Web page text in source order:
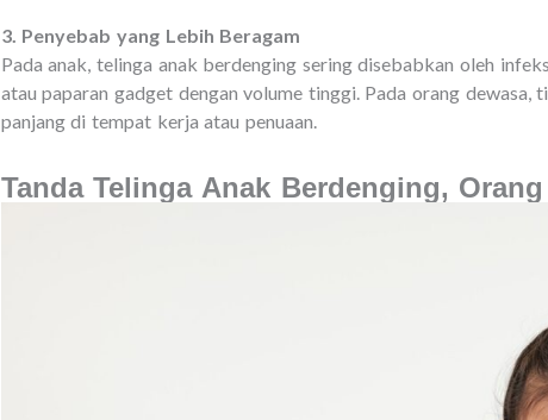
3. Penyebab yang Lebih Beragam
Pada anak, telinga anak berdenging sering disebabkan oleh
atau paparan gadget dengan volume tinggi. Pada orang
panjang di tempat kerja atau penuaan.
Tanda Telinga Anak Berdenging,